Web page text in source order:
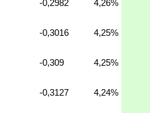
-0,2982 4,26%
-0,3016 4,25%
-0,309 4,25%
-0,3127 4,24%